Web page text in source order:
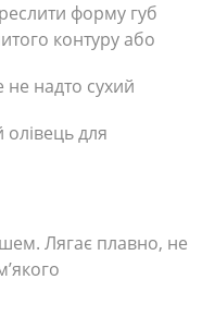
форму губ
контуру або
надто сухий
для
Лягає плавно, не